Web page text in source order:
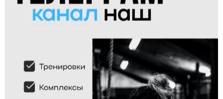
развиваться во всех направлениях и
выступать на любительских
соревнованиях по кроссфиту.
1 450.00
уровня сложности
FUNCTIONAL BODYBUILDING 2.0 FANATIC KETTLEBELL 2.0
Придется попотеть